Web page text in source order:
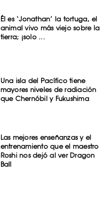
Él es ‘Jonathan’ la tortuga, el
animal vivo más viejo sobre la
tierra; ¡solo ...
Una isla del Pacífico tiene
mayores niveles de radiación
que Chernóbil y Fukushima
Las mejores enseñanzas y el
entrenamiento que el maestro
Roshi nos dejó al ver Dragon
Ball